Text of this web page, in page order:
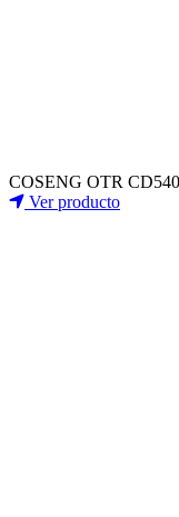
COSENG OTR
Ver producto